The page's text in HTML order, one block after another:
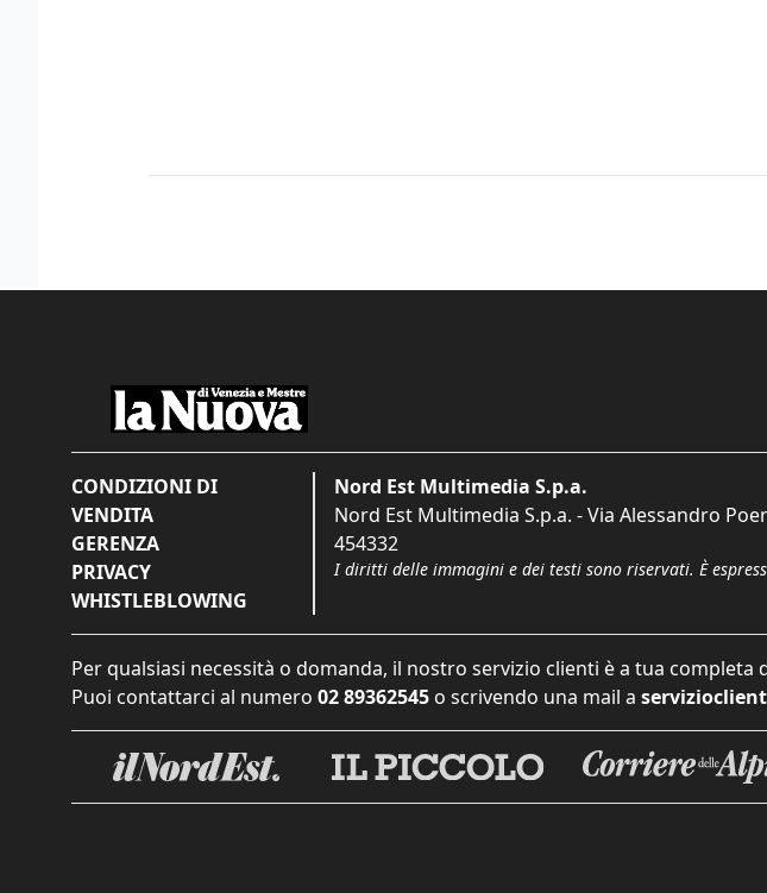
CONDIZIONI DI
VENDITA
GERENZA
PRIVACY
WHISTLEBLOWING
Nord Est Multimedia S.p.a.
Nord Est Multimedia S.p.a. - Via Alessandro
454332
I diritti delle immagini e dei testi sono riservati. È
Per qualsiasi necessità o domanda, il nostro servizio clienti è a tua completa
Puoi contattarci al numero 02 89362545 o scrivendo una mail a